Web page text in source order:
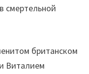
смертельной
британском
Виталием